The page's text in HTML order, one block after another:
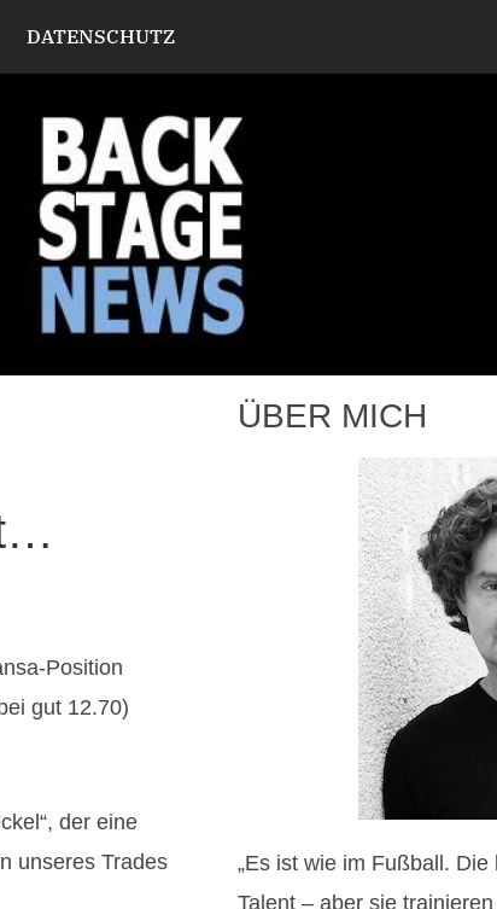
DATENSCHUTZ
Position
gut 12.70)
der eine
unseres Trades
ÜBER MICH
„Es ist wie im Fußball.
Talent – aber sie